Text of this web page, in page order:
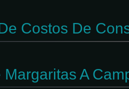
Costos De
A